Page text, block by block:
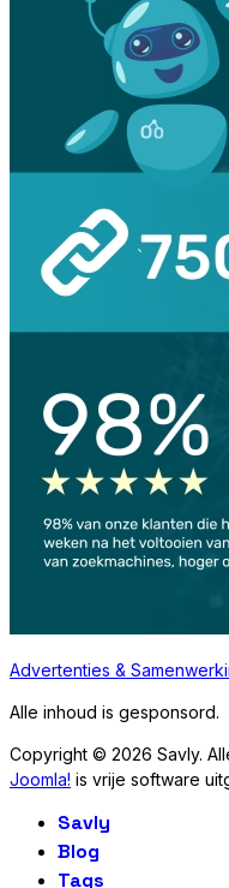
Advertenties &
Alle inhoud is gesponsord.
Copyright © 2026 Savly.
Joomla! is vrije software
Savly
Blog
Tags